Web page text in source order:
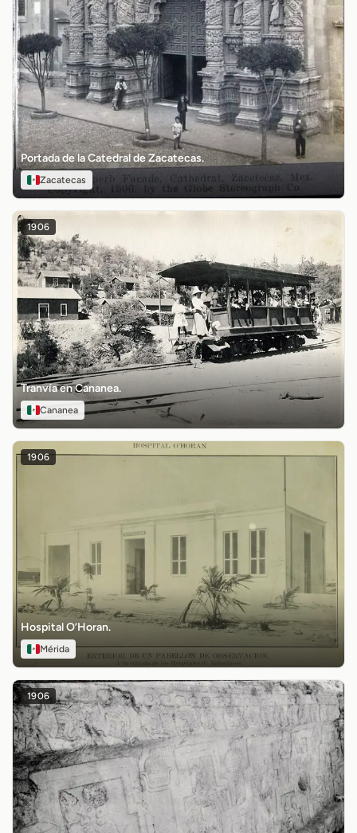
Portada de la Catedral de Zacatecas.
Zacatecas
1906
Tranvía en Cananea.
Cananea
1906
Hospital O’Horan.
Mérida
1906